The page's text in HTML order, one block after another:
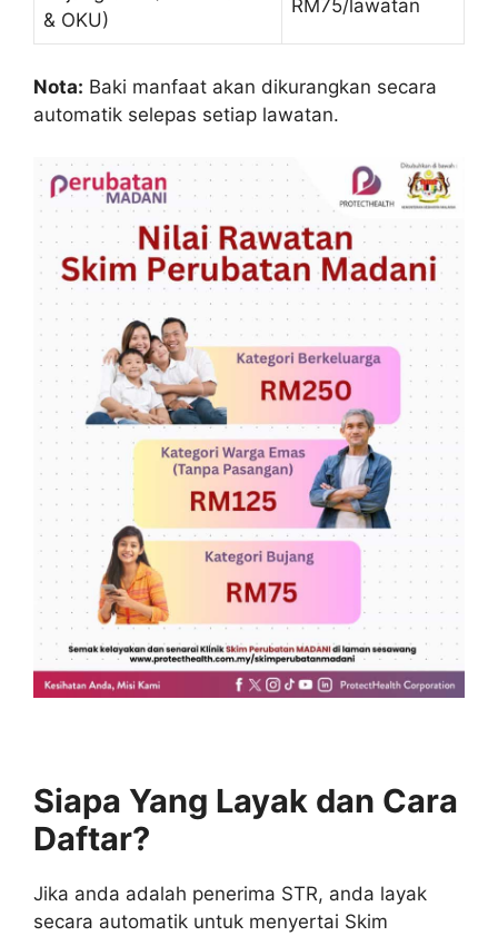
& OKU)
RM75/lawatan
Nota: Baki manfaat akan dikurangkan secara
automatik selepas setiap lawatan.
Siapa Yang Layak dan Cara
Daftar?
Jika anda adalah penerima STR, anda layak
secara automatik untuk menyertai Skim